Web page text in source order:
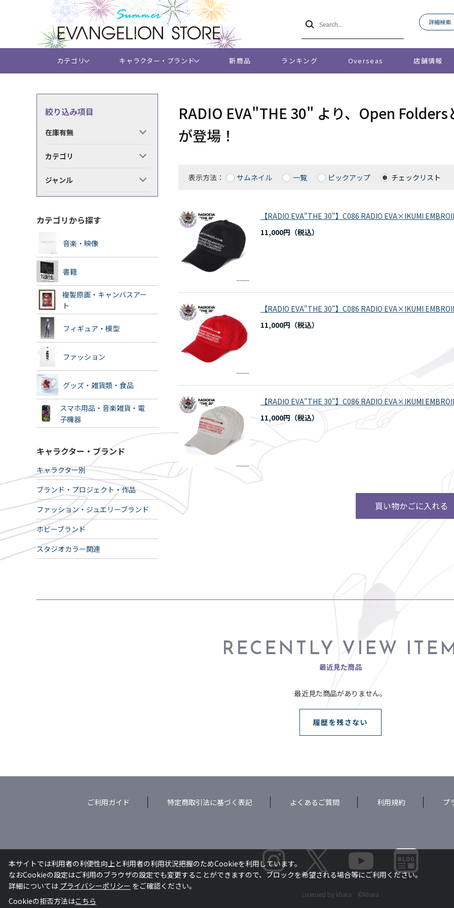
詳細検索
カテゴリ キャラクター・ブランド 新商品 ランキング Overseas 店舗情報
絞り込み項目
在庫有無
カテゴリ
ジャンル
カテゴリから探す
音楽・映像
書籍
複製原画・キャンバスアー
ト
フィギュア・模型
ファッション
グッズ・雑貨類・食品
スマホ用品・音楽雑貨・電
子機器
キャラクター・ブランド
キャラクター別
ブランド・プロジェクト・作品
ファッション・ジュエリーブランド
ホビーブランド
スタジオカラー関連
RADIO EVA"THE 30" より、Open
が登場！
表示方法： サムネイル 一覧 ピックアップ チェックリスト
【RADIO EVA"THE 30"】C086 RADIO EVA×IKUMI
11,000円
【RADIO EVA"THE 30"】C086 RADIO EVA×IKUMI
11,000円
【RADIO EVA"THE 30"】C086 RADIO EVA×IKUMI
11,000円
買い物かごに入れる
RECENTLY VIEW
最近見た商品
最近見た商品がありません。
履歴を残さない
ご利用ガイド 特定商取引法に基づく表記 よくあるご質問 利用規約 プ
Licensed by khara ©khara
本サイトでは利用者の利便性向上と利用者の利用状況把握のためCookieを利用しています。
なおCookieの設定はご利用のブラウザの設定でも変更することができますので、ブロックを希望される場合等にご利用ください。
詳細については プライバシーポリシー をご確認ください。
Cookieの拒否方法はこちら